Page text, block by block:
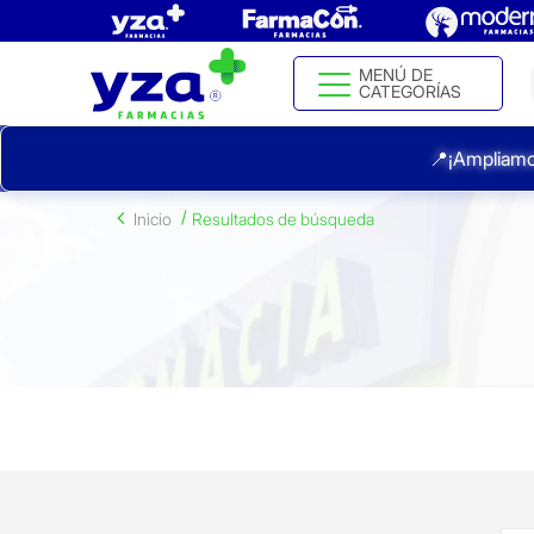
MENÚ DE
CATEGORÍAS
Inicio Resultados de búsqueda